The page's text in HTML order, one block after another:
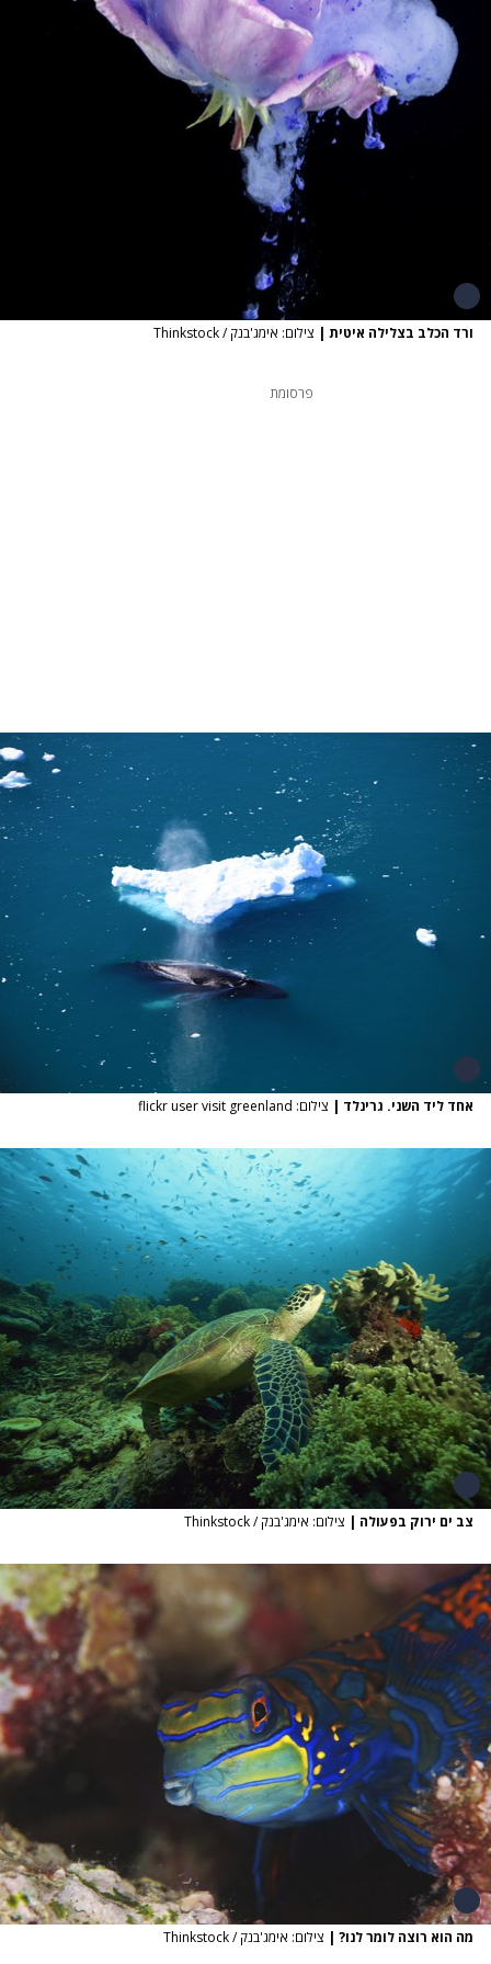
ורד הכלב בצלילה איטית | צילום: אימג'בנק / Thinkstock
פרסומת
אחד ליד השני. גרינלד | צילום: flickr user visit greenland
צב ים ירוק בפעולה | צילום: אימג'בנק / Thinkstock
מה הוא רוצה לומר לנו? | צילום: אימג'בנק / Thinkstock